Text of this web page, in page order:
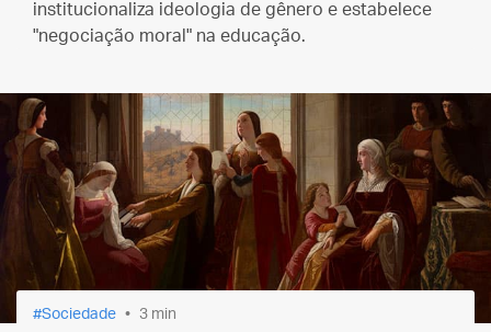
institucionaliza ideologia de gênero e estabelece
"negociação moral" na educação.
Sociedade 3 min